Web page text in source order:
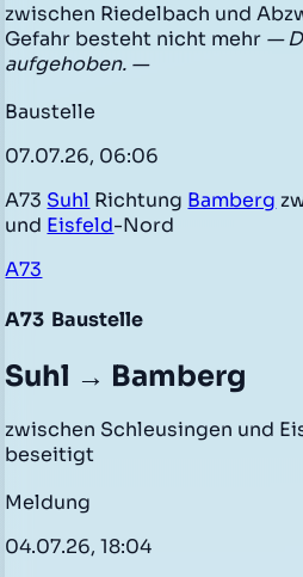
zwischen Riedelbach und
Gefahr besteht nicht mehr —
aufgehoben. —
Baustelle
07.07.26, 06:06
A73 Suhl Richtung Bamberg
und Eisfeld-Nord
A73
A73 Baustelle
Suhl → Bamberg
zwischen Schleusingen und
beseitigt
Meldung
04.07.26, 18:04